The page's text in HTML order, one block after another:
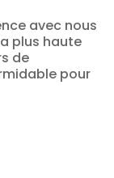
avec nous
plus haute
de
pour